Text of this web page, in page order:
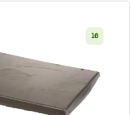
16